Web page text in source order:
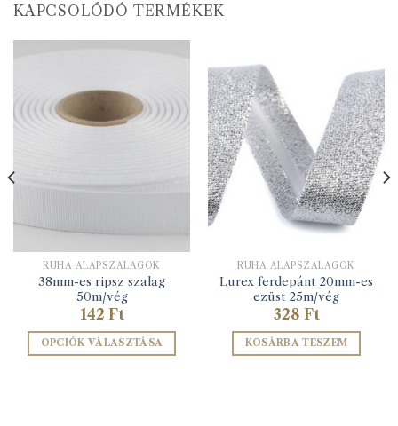
KAPCSOLÓDÓ TERMÉKEK
RUHA ALAPSZALAGOK
38mm-es ripsz szalag
50m/vég
142 Ft
OPCIÓK VÁLASZTÁSA
RUHA ALAPSZALAGOK
Lurex ferdepánt 20mm-es
ezüst 25m/vég
328 Ft
KOSÁRBA TESZEM